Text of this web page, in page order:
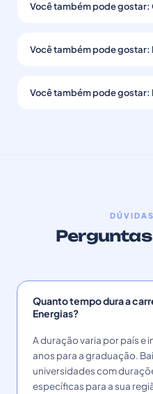
Você também pode gostar:
Você também pode gostar:
Você também pode
Quanto tempo dura a
Energias?
A duração varia por país e
anos para a graduação.
universidades com
específicas para a sua